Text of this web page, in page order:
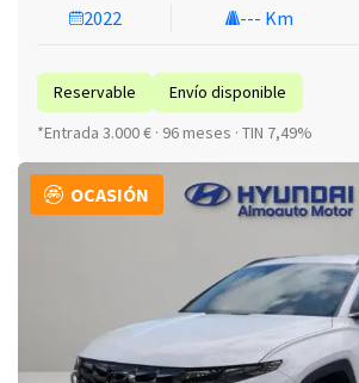
2022 --- Km
Reservable
Envío disponible
*Entrada 3.000 € · 96 meses · TIN 7,49%
OCASIÓN